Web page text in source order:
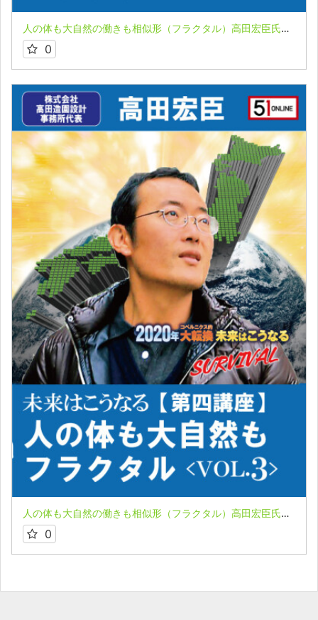
人の体も大自然の働きも相似形（フラクタル）高田宏臣氏 ２０２０年コペルニクス的大転換 未来はこうなる 第４講座VOL２
0
人の体も大自然の働きも相似形（フラクタル）高田宏臣氏 ２０２０年コペルニクス的大転換 未来はこうなる 第４講座VOL３
0